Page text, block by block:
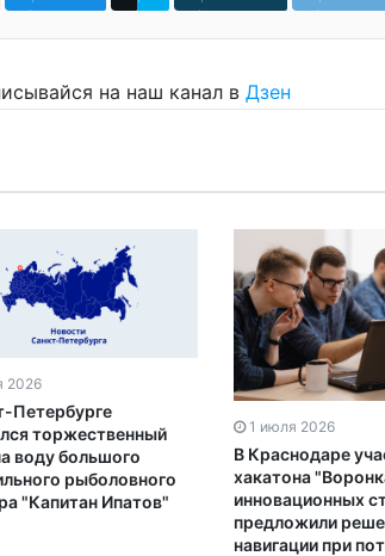
на наш канал в Дзен
2026
Петербурге
торжественный
воду большого
рыболовного
"Капитан Ипатов"
1 июля 2026
В Краснодаре
хакатона
инновационных
предложили
навигации при